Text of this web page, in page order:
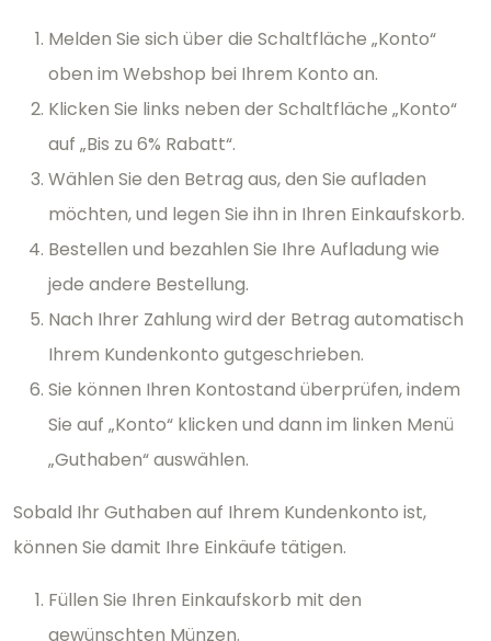
Melden Sie sich über die Schaltfläche „Konto“
oben im Webshop bei Ihrem Konto an.
Klicken Sie links neben der Schaltfläche „Konto“
auf „Bis zu 6% Rabatt“.
Wählen Sie den Betrag aus, den Sie aufladen
möchten, und legen Sie ihn in Ihren Einkaufskorb.
Bestellen und bezahlen Sie Ihre Aufladung wie
jede andere Bestellung.
Nach Ihrer Zahlung wird der Betrag automatisch
Ihrem Kundenkonto gutgeschrieben.
Sie können Ihren Kontostand überprüfen, indem
Sie auf „Konto“ klicken und dann im linken Menü
„Guthaben“ auswählen.
Sobald Ihr Guthaben auf Ihrem Kundenkonto ist,
können Sie damit Ihre Einkäufe tätigen.
Füllen Sie Ihren Einkaufskorb mit den
gewünschten Münzen.